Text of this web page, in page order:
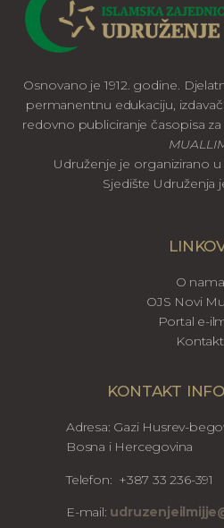
Osnovano je 1912. godine.
permanentnu edukaciju,
redovno publiciranje časopisa
Udruženje je organizirano
Sjedište Udruženja
O nama
OJS Novi
Portal e-
Kontakt
KONTAKT
Adresa: Gazi Husrev-
Bosna i Hercegovina
Telefon: +387 33 236-391
E-mail: